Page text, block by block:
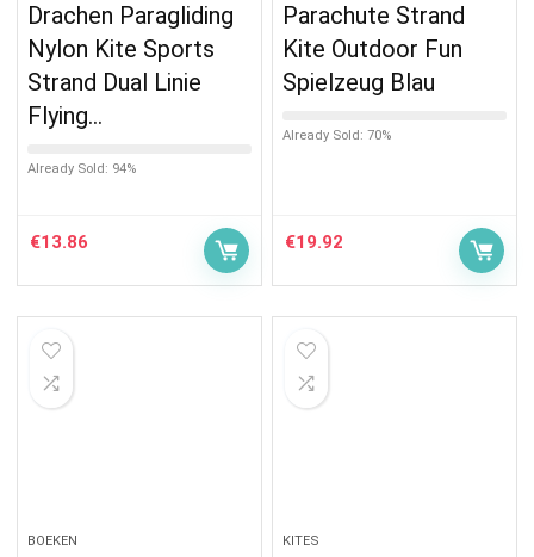
Drachen Paragliding
Nylon Kite Sports
Strand Dual Linie
Flying…
Already Sold: 94%
€13.86
Parachute Strand
Kite Outdoor Fun
Spielzeug Blau
Already Sold: 70%
€19.92
BOEKEN KITES